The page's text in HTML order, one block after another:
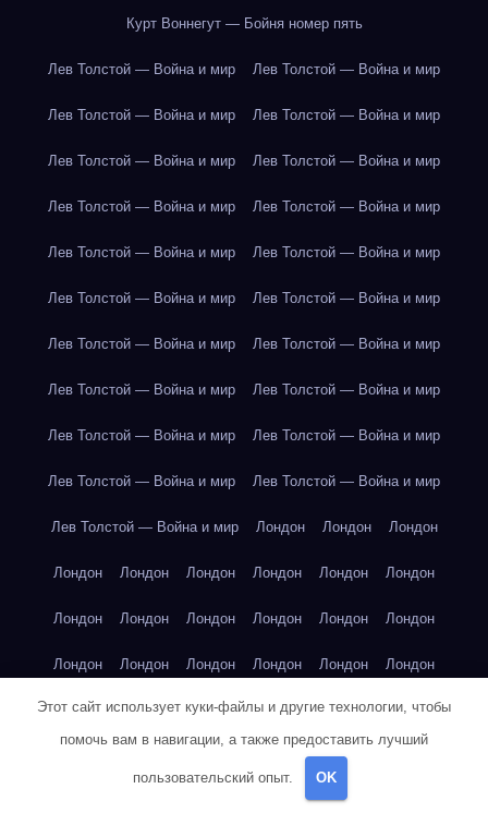
Курт Воннегут — Бойня номер пять
Лев Толстой — Война и мир Лев Толстой — Война и мир
Лев Толстой — Война и мир Лев Толстой — Война и мир
Лев Толстой — Война и мир Лев Толстой — Война и мир
Лев Толстой — Война и мир Лев Толстой — Война и мир
Лев Толстой — Война и мир Лев Толстой — Война и мир
Лев Толстой — Война и мир Лев Толстой — Война и мир
Лев Толстой — Война и мир Лев Толстой — Война и мир
Лев Толстой — Война и мир Лев Толстой — Война и мир
Лев Толстой — Война и мир Лев Толстой — Война и мир
Лев Толстой — Война и мир Лев Толстой — Война и мир
Лев Толстой — Война и мир Лондон Лондон Лондон
Лондон Лондон Лондон Лондон Лондон Лондон
Лондон Лондон Лондон Лондон Лондон Лондон
Лондон Лондон Лондон Лондон Лондон Лондон
Лондон Лондон Лондон Лондон Лос-Анджелес
Лос-Анджелес
Лос-Анджелес
Этот сайт использует куки-файлы и другие технологии, чтобы
помочь вам в навигации, а также предоставить лучший
пользовательский опыт. OK